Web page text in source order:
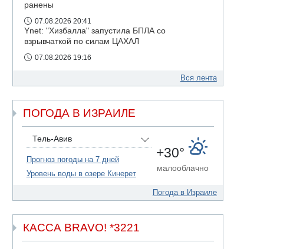
ранены
07.08.2026 20:41
Ynet: "Хизбалла" запустила БПЛА со
взрывчаткой по силам ЦАХАЛ
07.08.2026 19:16
Иерусалиме
Вся лента
ПОГОДА В ИЗРАИЛЕ
Тель-Авив
Прогноз погоды на 7 дней
Уровень воды в озере Кинерет
+30°
малооблачно
Погода в Израиле
КАССА BRAVO! *3221